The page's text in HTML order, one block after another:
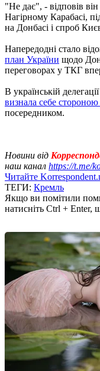
"Не дає", - відповів
Нагірному Карабасі,
на Донбасі і спроб
Напередодні стало
план України щодо
переговорах у ТКГ
В українській
визнала себе стороною
посередником.
Новини від
наш канал https://t.me/
Читайте
ТЕГИ: Кремль
Якщо ви помітили
натисніть Ctrl + Enter,